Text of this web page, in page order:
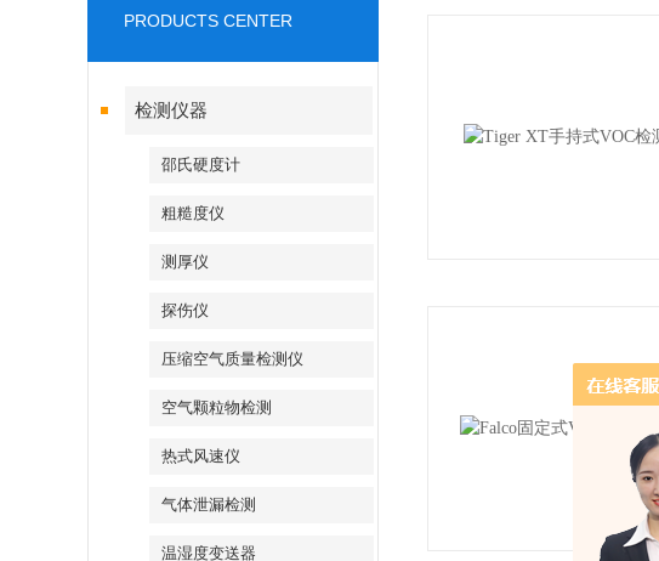
PRODUCTS CENTER
检测仪器
邵氏硬度计
粗糙度仪
测厚仪
探伤仪
压缩空气质量检测仪
空气颗粒物检测
热式风速仪
气体泄漏检测
温湿度变送器